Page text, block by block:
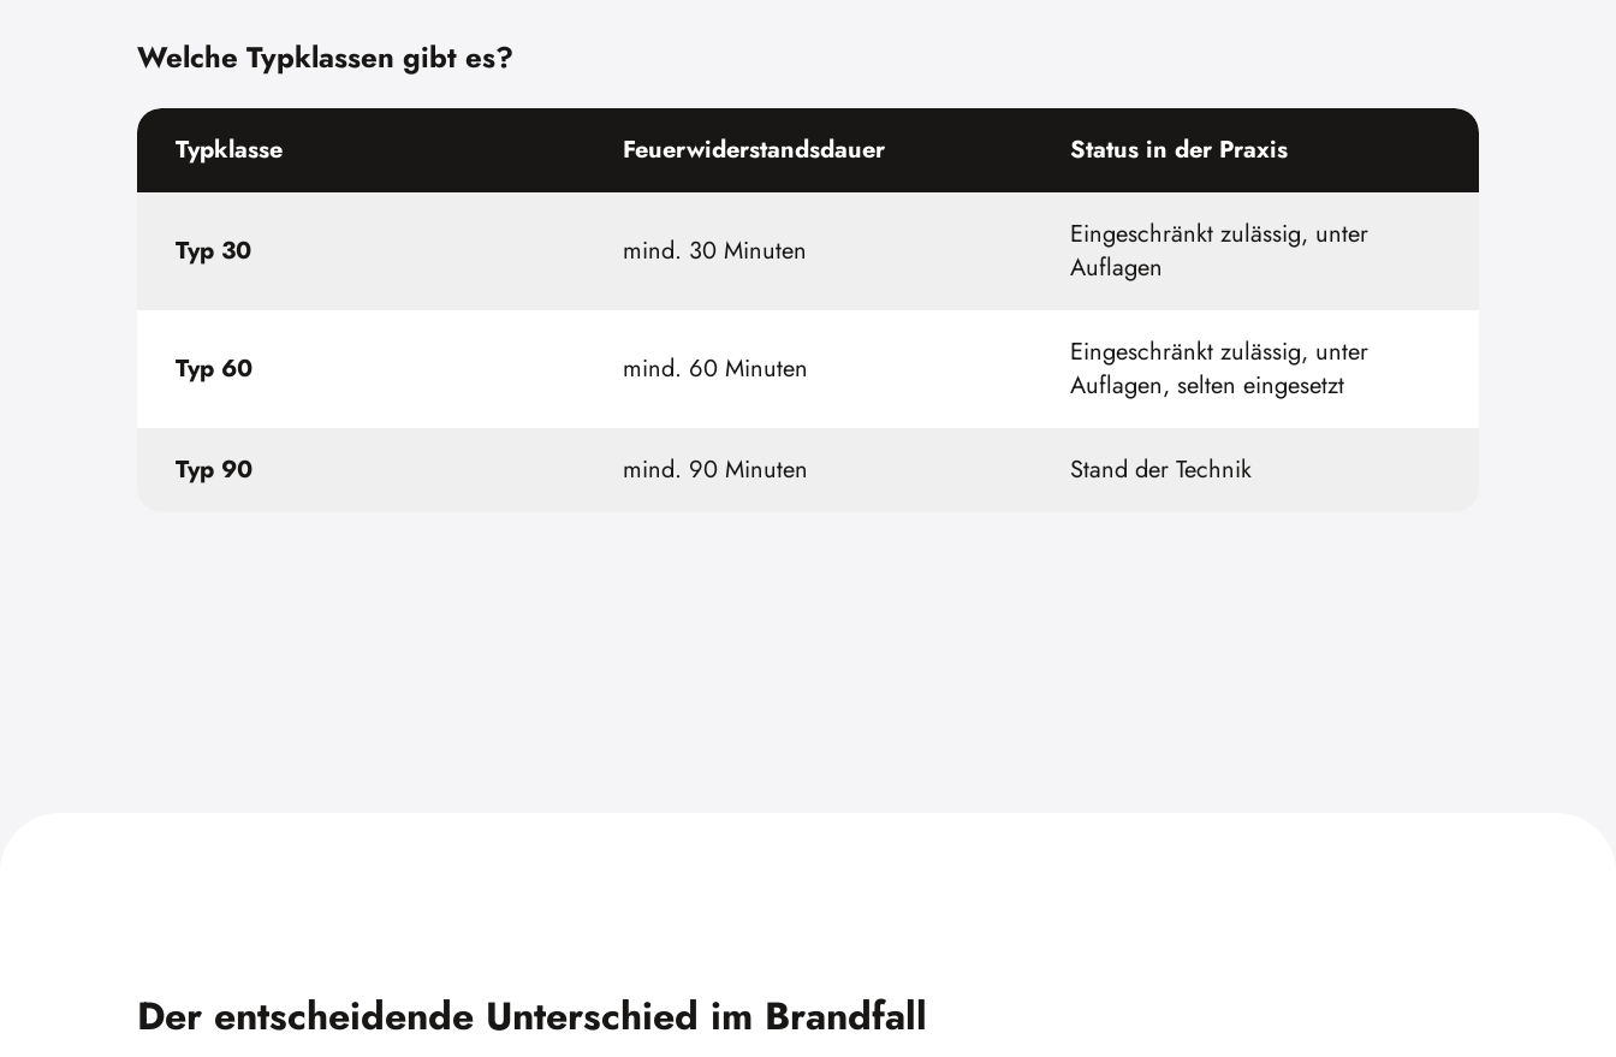
Welche Typklassen gibt es?
Typklasse Feuerwiderstandsdauer Status in der Praxis
Typ 30 mind. 30 Minuten
Eingeschränkt zulässig, unter
Auflagen
Typ 60 mind. 60 Minuten
Eingeschränkt zulässig, unter
Auflagen, selten eingesetzt
Typ 90 mind. 90 Minuten Stand der Technik
Der entscheidende Unterschied im Brandfall